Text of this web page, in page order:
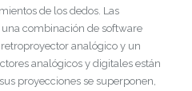
de los dedos. Las
combinación de software
analógico y un
analógicos y digitales están
proyecciones se superponen,